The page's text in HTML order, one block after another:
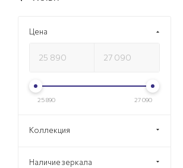
Цена
25 890 27 090
Коллекция
Наличие зеркала